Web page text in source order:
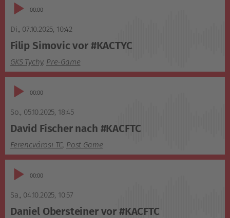
Audio-00:00
Di., 07.10.2025, 10:42
Filip Simovic vor #KACTYC
GKS Tychy, Pre-Game
Audio-00:00
So., 05.10.2025, 18:45
David Fischer nach #KACFTC
Ferencvárosi TC, Post Game
Audio-00:00
Sa., 04.10.2025, 10:57
Daniel Obersteiner vor #KACFTC